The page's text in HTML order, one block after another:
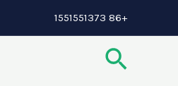
إلى
+86 1551551373
البحث